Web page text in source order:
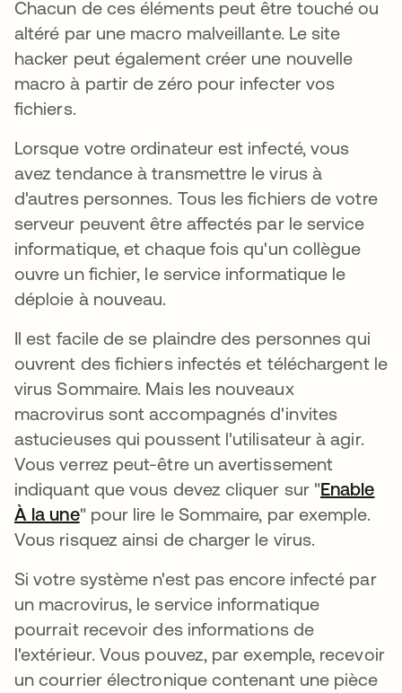
Chacun de ces éléments peut être touché ou
altéré par une macro malveillante. Le site
hacker peut également créer une nouvelle
macro à partir de zéro pour infecter vos
fichiers.
Lorsque votre ordinateur est infecté, vous
avez tendance à transmettre le virus à
d'autres personnes. Tous les fichiers de votre
serveur peuvent être affectés par le service
informatique, et chaque fois qu'un collègue
ouvre un fichier, le service informatique le
déploie à nouveau.
Il est facile de se plaindre des personnes qui
ouvrent des fichiers infectés et téléchargent le
virus Sommaire. Mais les nouveaux
macrovirus sont accompagnés d'invites
astucieuses qui poussent l'utilisateur à agir.
Vous verrez peut-être un avertissement
indiquant que vous devez cliquer sur "Enable
À la une" pour lire le Sommaire, par exemple.
Vous risquez ainsi de charger le virus.
Si votre système n'est pas encore infecté par
un macrovirus, le service informatique
pourrait recevoir des informations de
l'extérieur. Vous pouvez, par exemple, recevoir
un courrier électronique contenant une pièce